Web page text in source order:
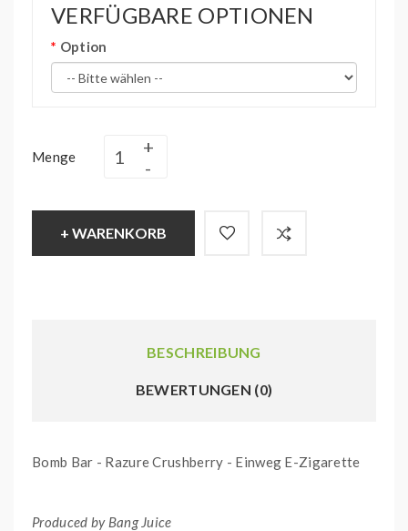
VERFÜGBARE OPTIONEN
Option
Menge
+ WARENKORB
BESCHREIBUNG
BEWERTUNGEN (0)
Bomb Bar - Razure Crushberry - Einweg E-Zigarette
Produced by Bang Juice